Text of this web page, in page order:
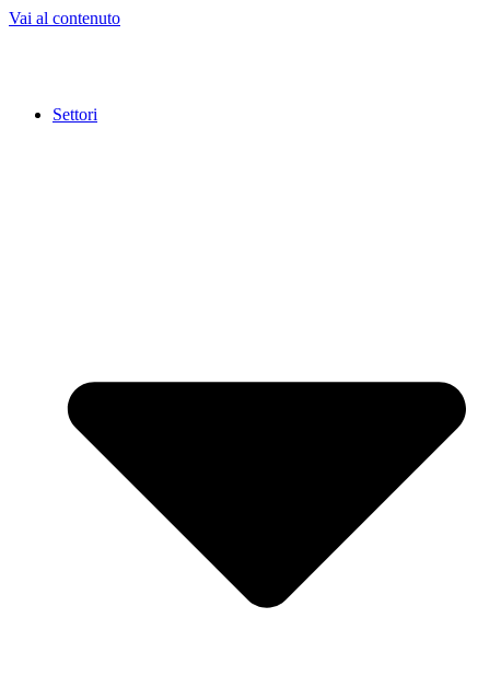
Vai al contenuto
Settori